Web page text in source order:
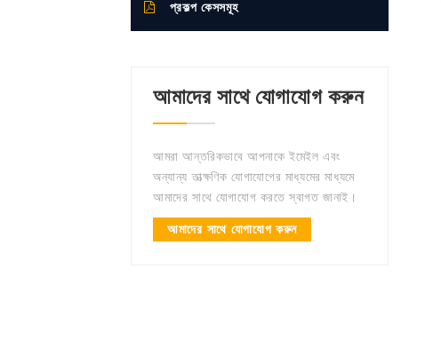
প্রকল্প কেসসমূহ
আমাদের সাথে যোগাযোগ করুন
আমরা আন্তরিকভাবে আপনাকে ইমেইল এবং
অন্যান্য তাত্ক্ষণিক যোগাযোগের মাধ্যমের মাধ্যমে
আমাদের সাথে যোগাযোগ করতে স্বাগত জানাই।
আমাদের সাথে যোগাযোগ করুন